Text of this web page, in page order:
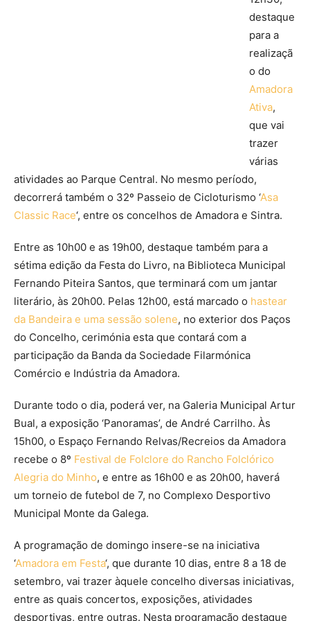
destaque
para a
realizaçã
o do
Amadora
Ativa,
que vai
trazer
várias
atividades ao Parque Central. No mesmo período,
decorrerá também o 32º Passeio de Cicloturismo ‘Asa
Classic Race‘, entre os concelhos de Amadora e Sintra.
Entre as 10h00 e as 19h00, destaque também para a
sétima edição da Festa do Livro, na Biblioteca Municipal
Fernando Piteira Santos, que terminará com um jantar
literário, às 20h00. Pelas 12h00, está marcado o hastear
da Bandeira e uma sessão solene, no exterior dos Paços
do Concelho, cerimónia esta que contará com a
participação da Banda da Sociedade Filarmónica
Comércio e Indústria da Amadora.
Durante todo o dia, poderá ver, na Galeria Municipal Artur
Bual, a exposição ‘Panoramas’, de André Carrilho. Às
15h00, o Espaço Fernando Relvas/Recreios da Amadora
recebe o 8º Festival de Folclore do Rancho Folclórico
Alegria do Minho, e entre as 16h00 e as 20h00, haverá
um torneio de futebol de 7, no Complexo Desportivo
Municipal Monte da Galega.
A programação de domingo insere-se na iniciativa
‘Amadora em Festa‘, que durante 10 dias, entre 8 a 18 de
setembro, vai trazer àquele concelho diversas iniciativas,
entre as quais concertos, exposições, atividades
desportivas, entre outras. Nesta programação destaque